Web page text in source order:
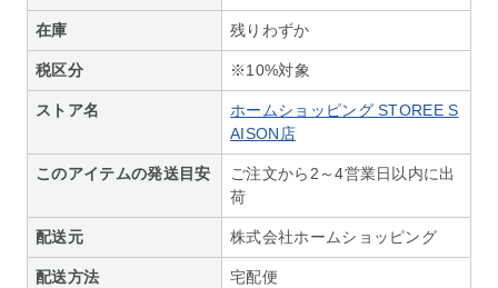
在庫 残りわずか
税区分 ※10%対象
ストア名
ホームショッピング STOREE S
AISON店
このアイテムの発送目安
ご注文から2～4営業日以内に出
荷
配送元 株式会社ホームショッピング
配送方法 宅配便